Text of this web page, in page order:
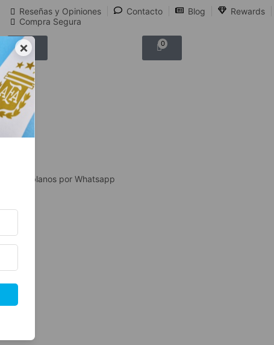
×
Reseñas y Opiniones Contacto Blog
Rewards
Compra Segura
0 0
Hablanos por Whatsapp